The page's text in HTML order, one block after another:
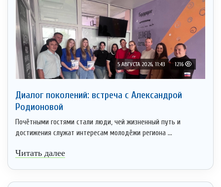
5 АВГУСТА 2026, 11:43 1216
Диалог поколений: встреча с Александрой
Родионовой
Почётными гостями стали люди, чей жизненный путь и
достижения служат интересам молодёжи региона ...
Читать далее